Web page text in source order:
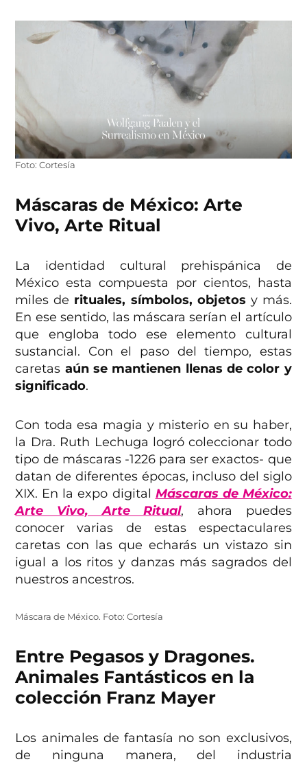
Foto: Cortesía
Máscaras de México: Arte
Vivo, Arte Ritual
La identidad cultural prehispánica de
México esta compuesta por cientos, hasta
miles de rituales, símbolos, objetos y más.
En ese sentido, las máscara serían el artículo
que engloba todo ese elemento cultural
sustancial. Con el paso del tiempo, estas
caretas aún se mantienen llenas de color y
significado.
Con toda esa magia y misterio en su haber,
la Dra. Ruth Lechuga logró coleccionar todo
tipo de máscaras -1226 para ser exactos- que
datan de diferentes épocas, incluso del siglo
XIX. En la expo digital Máscaras de México:
Arte Vivo, Arte Ritual, ahora puedes
conocer varias de estas espectaculares
caretas con las que echarás un vistazo sin
igual a los ritos y danzas más sagrados del
nuestros ancestros.
Máscara de México. Foto: Cortesía
Entre Pegasos y Dragones.
Animales Fantásticos en la
colección Franz Mayer
Los animales de fantasía no son exclusivos,
de ninguna manera, del industria